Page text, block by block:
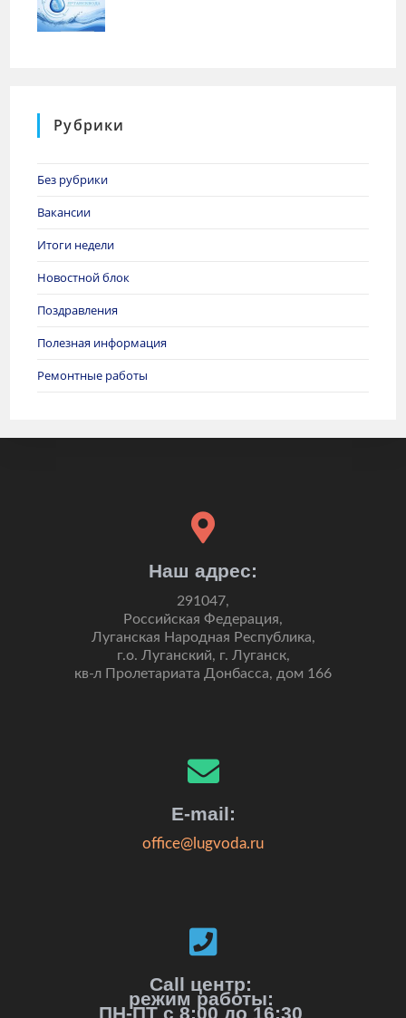
Рубрики
Без рубрики
Вакансии
Итоги недели
Новостной блок
Поздравления
Полезная информация
Ремонтные работы
Наш адрес:
291047,
Российская Федерация,
Луганская Народная Республика,
г.о. Луганский, г. Луганск,
кв-л Пролетариата Донбасса, дом 166
E-mail:
office@lugvoda.ru
Call центр:
режим работы:
ПН-ПТ с 8:00 до 16:30